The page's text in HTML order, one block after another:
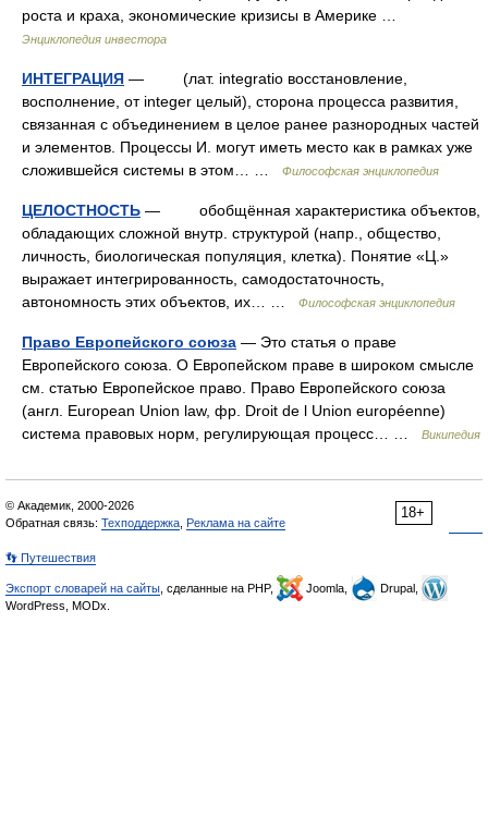
роста и краха, экономические кризисы в Америке …
Энциклопедия инвестора
ИНТЕГРАЦИЯ — (лат. integratio восстановление,
восполнение, от integer целый), сторона процесса развития,
связанная с объединением в целое ранее разнородных частей
и элементов. Процессы И. могут иметь место как в рамках уже
сложившейся системы в этом… …
Философская энциклопедия
ЦЕЛОСТНОСТЬ — обобщённая характеристика объектов,
обладающих сложной внутр. структурой (напр., общество,
личность, биологическая популяция, клетка). Понятие «Ц.»
выражает интегрированность, самодостаточность,
автономность этих объектов, их… …
Философская энциклопедия
Право Европейского союза — Это статья о праве
Европейского союза. О Европейском праве в широком смысле
см. статью Европейское право. Право Европейского союза
(англ. European Union law, фр. Droit de l Union européenne)
система правовых норм, регулирующая процесс… …
Википедия
18+
© Академик, 2000-2026
Обратная связь: Техподдержка Реклама на сайте
👣 Путешествия
Экспорт словарей на сайты , сделанные на PHP, Joomla,
Drupal,
WordPress, MODx.